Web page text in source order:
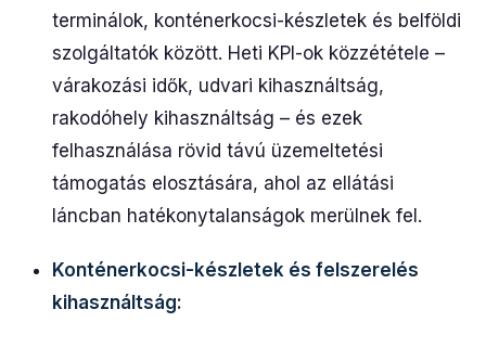
terminálok, konténerkocsi-készletek és belföldi
szolgáltatók között. Heti KPI-ok közzététele –
várakozási idők, udvari kihasználtság,
rakodóhely kihasználtság – és ezek
felhasználása rövid távú üzemeltetési
támogatás elosztására, ahol az ellátási
láncban hatékonytalanságok merülnek fel.
Konténerkocsi-készletek és felszerelés
kihasználtság: